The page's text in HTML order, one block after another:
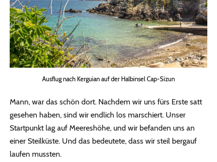
Ausflug nach Kerguian auf der Halbinsel Cap-Sizun
Mann, war das schön dort. Nachdem wir uns fürs Erste satt
gesehen haben, sind wir endlich los marschiert. Unser
Startpunkt lag auf Meereshöhe, und wir befanden uns an
einer Steilküste. Und das bedeutete, dass wir steil bergauf
laufen mussten.